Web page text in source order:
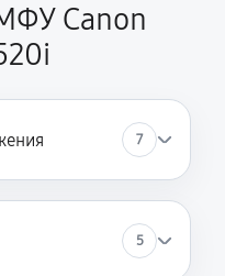
Canon
7
5